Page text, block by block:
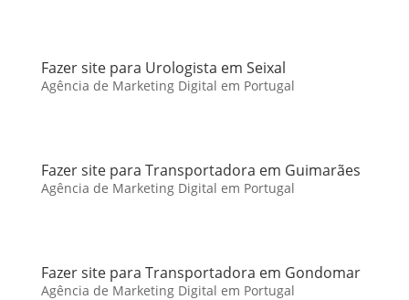
Fazer site para Urologista em Seixal
Agência de Marketing Digital em Portugal
Fazer site para Transportadora em Guimarães
Agência de Marketing Digital em Portugal
Fazer site para Transportadora em Gondomar
Agência de Marketing Digital em Portugal